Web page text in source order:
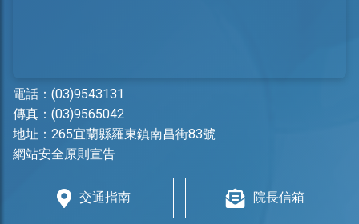
電話： (03)9543131
傳真：(03)9565042
地址： 265宜蘭縣羅東鎮南昌街83號
網站安全原則宣告
交通指南 院長信箱